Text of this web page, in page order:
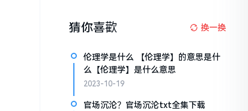
猜你喜歡 换一换
伦理学是什么 【伦理学】的意思是什
么【伦理学】是什么意思
2023-10-19
官场沉沦？官场沉沦txt全集下载